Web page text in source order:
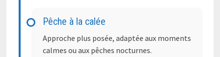
Pêche à la calée
Approche plus posée, adaptée aux moments
calmes ou aux pêches nocturnes.